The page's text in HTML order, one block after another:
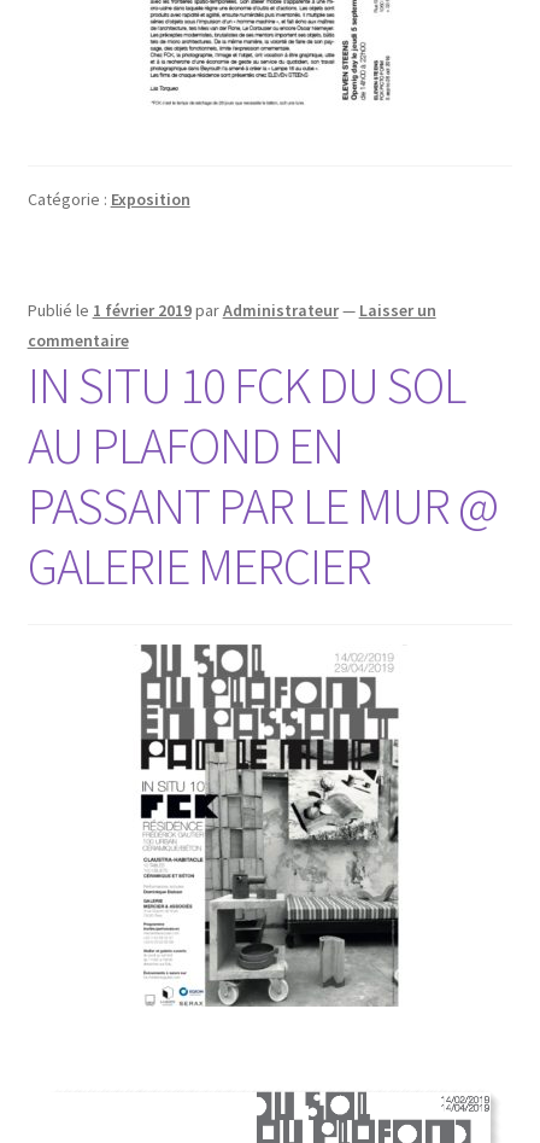
Catégorie : Exposition
Publié le 1 février 2019parAdministrateur— Laisser un
commentaire
IN SITU 10 FCK DU SOL
AU PLAFOND EN
PASSANT PAR LE MUR @
GALERIE MERCIER